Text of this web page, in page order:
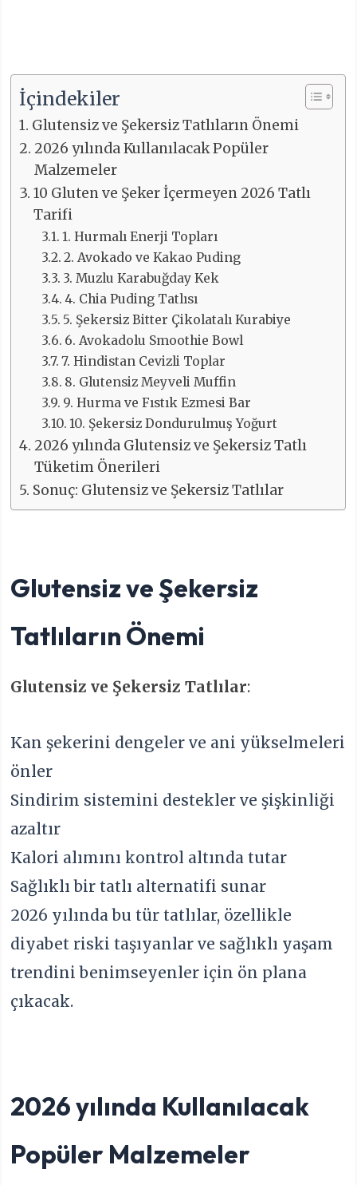
İçindekiler
Glutensiz ve Şekersiz Tatlıların Önemi
2026 yılında Kullanılacak Popüler
Malzemeler
10 Gluten ve Şeker İçermeyen 2026 Tatlı
Tarifi
1. Hurmalı Enerji Topları
2. Avokado ve Kakao Puding
3. Muzlu Karabuğday Kek
4. Chia Puding Tatlısı
5. Şekersiz Bitter Çikolatalı Kurabiye
6. Avokadolu Smoothie Bowl
7. Hindistan Cevizli Toplar
8. Glutensiz Meyveli Muffin
9. Hurma ve Fıstık Ezmesi Bar
10. Şekersiz Dondurulmuş Yoğurt
2026 yılında Glutensiz ve Şekersiz Tatlı
Tüketim Önerileri
Sonuç: Glutensiz ve Şekersiz Tatlılar
Glutensiz ve Şekersiz
Tatlıların Önemi
Glutensiz ve Şekersiz Tatlılar:
Kan şekerini dengeler ve ani yükselmeleri
önler
Sindirim sistemini destekler ve şişkinliği
azaltır
Kalori alımını kontrol altında tutar
Sağlıklı bir tatlı alternatifi sunar
2026 yılında bu tür tatlılar, özellikle
diyabet riski taşıyanlar ve sağlıklı yaşam
trendini benimseyenler için ön plana
çıkacak.
2026 yılında Kullanılacak
Popüler Malzemeler